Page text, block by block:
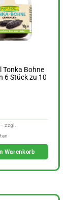
Tonka Bohne
6 Stück zu 10
Warenkorb